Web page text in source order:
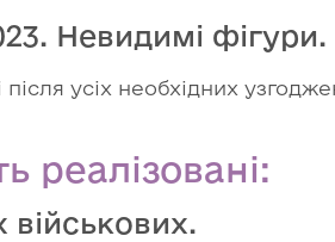
Невидимі фігури.
усіх необхідних
реалізовані:
військових.